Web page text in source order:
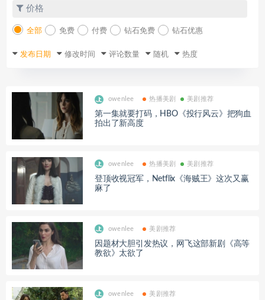
价格
全部 免费 付费 钻石免费 钻石优惠
发布日期 修改时间 评论数量 随机 热度
owenlee 热播美剧 美剧推荐
第一集就要打码，HBO《投行风云》把狗血
拍出了新高度
owenlee 热播美剧 美剧推荐
登顶收视冠军，Netflix《海贼王》这次又赢
麻了
owenlee 美剧推荐
因题材大胆引发热议，网飞这部新剧《高等
教欲》太欲了
owenlee 美剧推荐